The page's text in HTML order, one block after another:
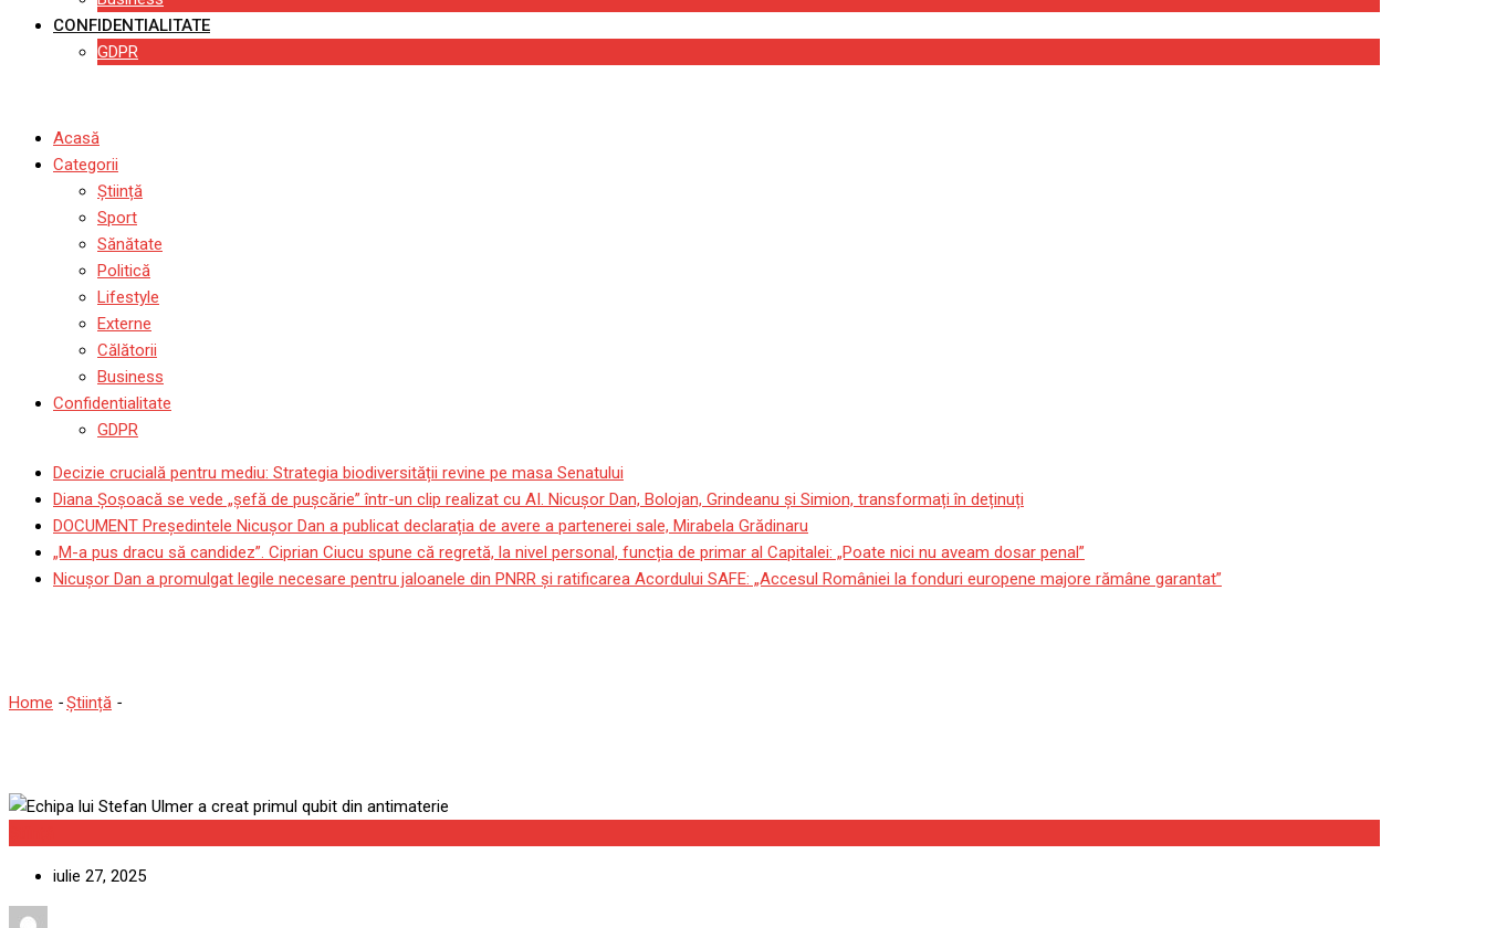
CONFIDENTIALITATE
GDPR
Acasă
Categorii
Știință
Sport
Sănătate
Politică
Lifestyle
Externe
Călătorii
Business
Confidentialitate
GDPR
Decizie crucială pentru mediu: Strategia biodiversității revine pe masa Senatului
Diana Șoșoacă se vede „șefă de pușcărie” într-un clip realizat cu AI. Nicușor Dan, Bolojan, Grindeanu și Simion, transformați în deținuți
DOCUMENT Președintele Nicușor Dan a publicat declarația de avere a partenerei sale, Mirabela Grădinaru
„M-a pus dracu să candidez”. Ciprian Ciucu spune că regretă, la nivel personal, funcția de primar al Capitalei: „Poate nici nu aveam dosar penal”
Nicușor Dan a promulgat legile necesare pentru jaloanele din PNRR și ratificarea Acordului SAFE: „Accesul României la fonduri europene majore rămâne garantat”
Home -Știință -
iulie 27, 2025